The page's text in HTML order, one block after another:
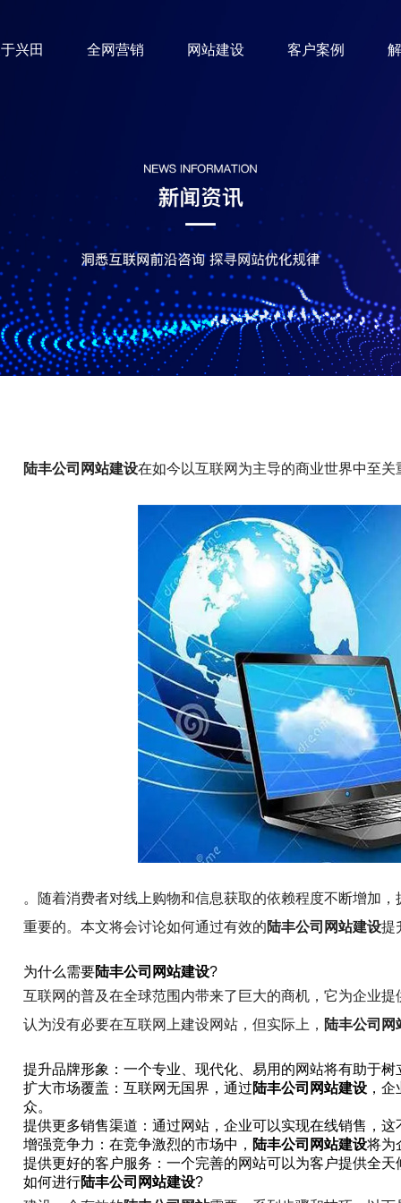
兴田 全网营销 网站建设 客户案例
陆丰公司网站建设在如今以互联网为主导的商业世界中至关
。随着消费者对线上购物和信息获取的依赖程度不断增加
重要的。本文将会讨论如何通过有效的陆丰公司网站建设提
为什么需要陆丰公司网站建设?
互联网的普及在全球范围内带来了巨大的商机，它为企业
认为没有必要在互联网上建设网站，但实际上， 陆丰公司网
提升品牌形象：一个专业、现代化、易用的网站将有助于
扩大市场覆盖：互联网无国界，通过陆丰公司网站建设 ，
众。
提供更多销售渠道：通过网站，企业可以实现在线销售，
增强竞争力：在竞争激烈的市场中， 陆丰公司网站建设将为
提供更好的客户服务：一个完善的网站可以为客户提供全
如何进行陆丰公司网站建设?